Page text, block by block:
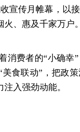
宣传月帷幕，以
、惠及千家万户。
费者的“小确幸
食联动”，把政
入强劲动能。